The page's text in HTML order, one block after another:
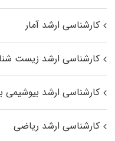
کارشناسی ارشد آمار
کارشناسی ارشد زیست
کارشناسی ارشد بیوشیمی
کارشناسی ارشد ریاضی